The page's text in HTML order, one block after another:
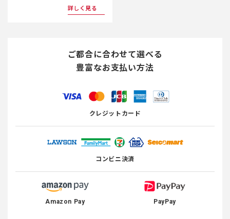
詳しく見る
ご都合に合わせて選べる
豊富なお支払い方法
クレジットカード
コンビニ決済
Amazon Pay PayPay